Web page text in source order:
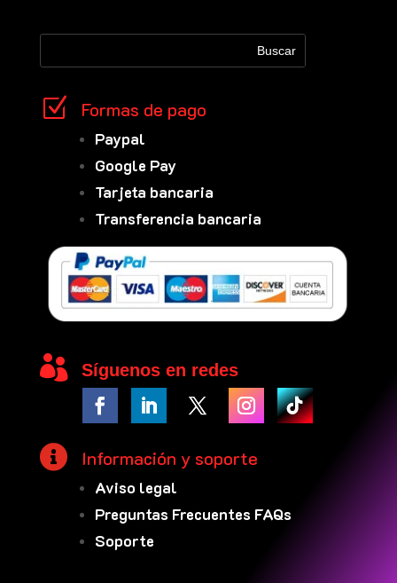
Z Formas de pago
Paypal
Google Pay
Tarjeta bancaria
Transferencia bancaria
 Síguenos en redes
 Información y soporte
Aviso legal
Preguntas Frecuentes FAQs
Soporte